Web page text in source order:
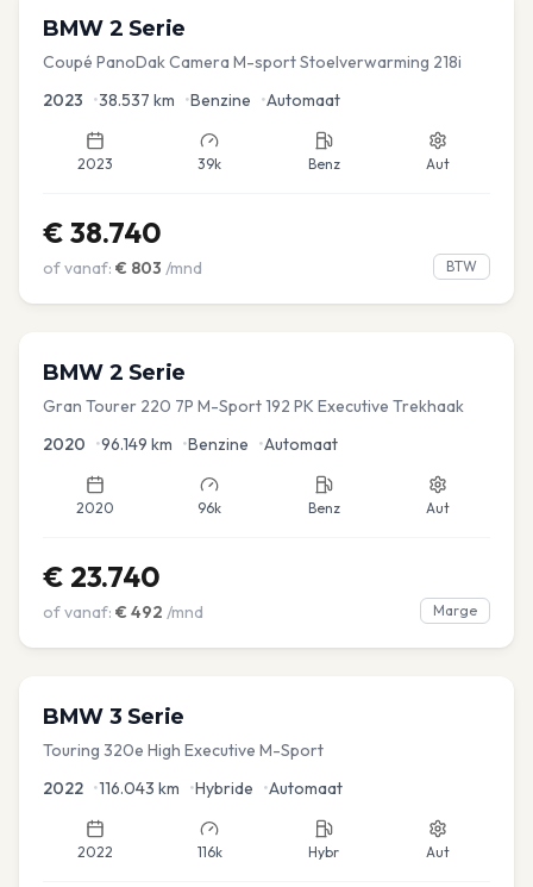
BMW 2 Serie
Coupé PanoDak Camera M-sport Stoelverwarming 218i
2023 •38.537 km •Benzine •Automaat
2023 39k Benz Aut
€ 38.740
of vanaf: € 803 /mnd BTW
BMW 2 Serie
Gran Tourer 220 7P M-Sport 192 PK Executive Trekhaak
2020 •96.149 km •Benzine •Automaat
2020 96k Benz Aut
€ 23.740
of vanaf: € 492 /mnd Marge
BMW 3 Serie
Touring 320e High Executive M-Sport
2022 •116.043 km •Hybride •Automaat
2022 116k Hybr Aut